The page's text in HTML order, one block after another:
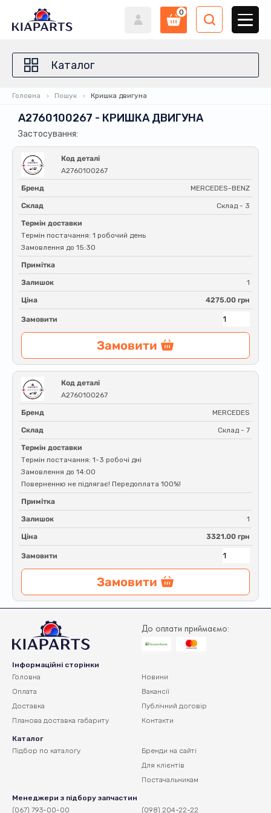
0
Каталог
Головна Пошук Кришка двигуна
A2760100267 - КРИШКА ДВИГУНА
Застосування:
Код деталі
A2760100267
Бренд MERCEDES-BENZ
Склад Склад - 3
Термін доставки
Термін постачання: 1 робочий день
Замовлення до 15:30
Примітка
Залишок 1
Ціна 4275.00 грн
Замовити
Замовити
Код деталі
A2760100267
Бренд MERCEDES
Склад Склад - 7
Термін доставки
Термін постачання: 1-3 робочі дні
Замовлення до 14:00
Поверненню не підлягає! Передоплата 100%!
Примітка
Залишок 1
Ціна 3321.00 грн
Замовити
Замовити
До оплати приймаємо:
Інформаційні сторінки
Головна
Оплата
Доставка
Планова доставка габариту
Новини
Вакансії
Публічний договір
Контакти
Каталог
Підбор по каталогу
Бренди на сайті
Для клієнтів
Постачальникам
Менеджери з підбору запчастин
(067) 793-00-00
(098) 204-22-22